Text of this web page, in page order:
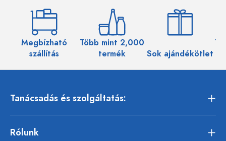
Megbízható
szállítás
Több mint 2,000
termék
Sok ajándékötlet
Tanácsadás és szolgáltatás:
Rólunk